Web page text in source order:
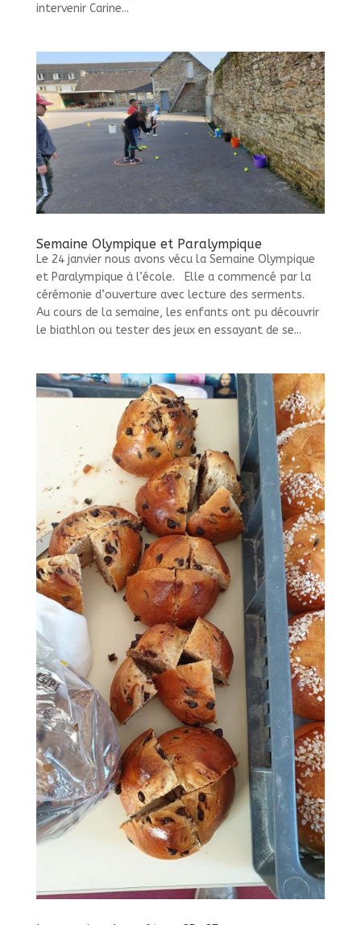
intervenir Carine...
Semaine Olympique et Paralympique
Le 24 janvier nous avons vécu la Semaine Olympique
et Paralympique à l’école. Elle a commencé par la
cérémonie d’ouverture avec lecture des serments.
Au cours de la semaine, les enfants ont pu découvrir
le biathlon ou tester des jeux en essayant de se...